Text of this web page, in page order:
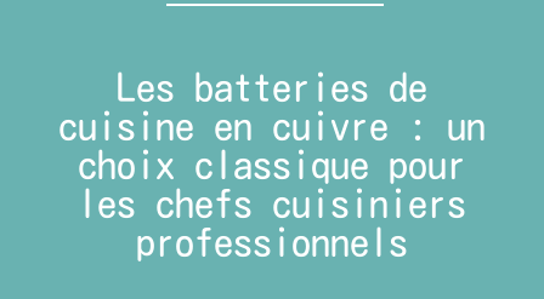
Les batteries de
cuisine en cuivre : un
choix classique pour
les chefs cuisiniers
professionnels